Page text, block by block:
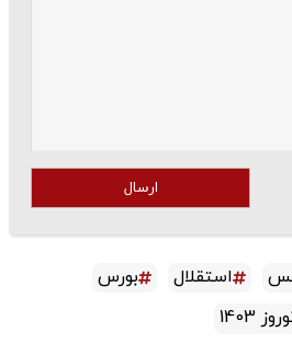
ارسال
استقلال
بورس
1403